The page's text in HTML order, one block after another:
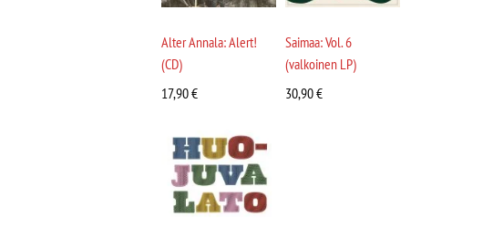
Alter Annala: Alert!
(CD)
17,90€
Saimaa: Vol. 6
(valkoinen LP)
30,90€